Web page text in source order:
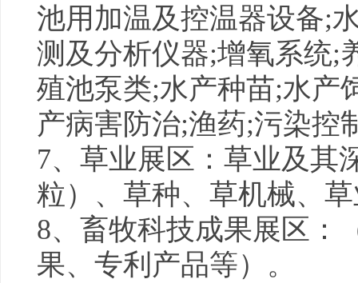
池用加温及控温器设备;
测及分析仪器;增氧系统;
殖池泵类;水产种苗;水产
产病害防治;渔药;污染控
7、草业展区：草业及其
粒）、草种、草机械、
8、畜牧科技成果展区：
果、专利产品等）。